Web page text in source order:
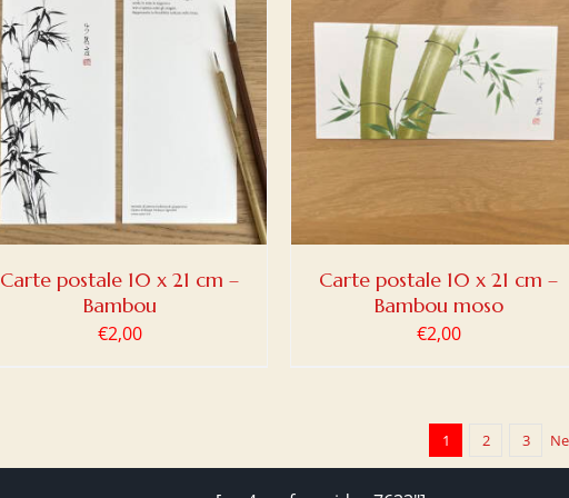
Carte postale 10 x 21 cm –
Bambou
€2,00
AJOUTER AU PANIER DETAILS
Carte postale 10 x 21 cm –
Bambou moso
€2,00
1 2 3